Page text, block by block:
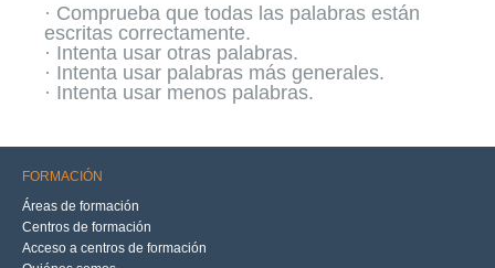
· Comprueba que todas las palabras están
escritas correctamente.
· Intenta usar otras palabras.
· Intenta usar palabras más generales.
· Intenta usar menos palabras.
FORMACIÓN
Áreas de formación
Centros de formación
Acceso a centros de formación